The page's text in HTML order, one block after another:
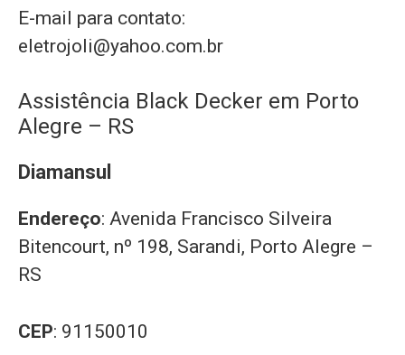
E-mail para contato:
eletrojoli@yahoo.com.br
Assistência Black Decker em Porto
Alegre – RS
Diamansul
Endereço: Avenida Francisco Silveira
Bitencourt, nº 198, Sarandi, Porto Alegre –
RS
CEP: 91150010